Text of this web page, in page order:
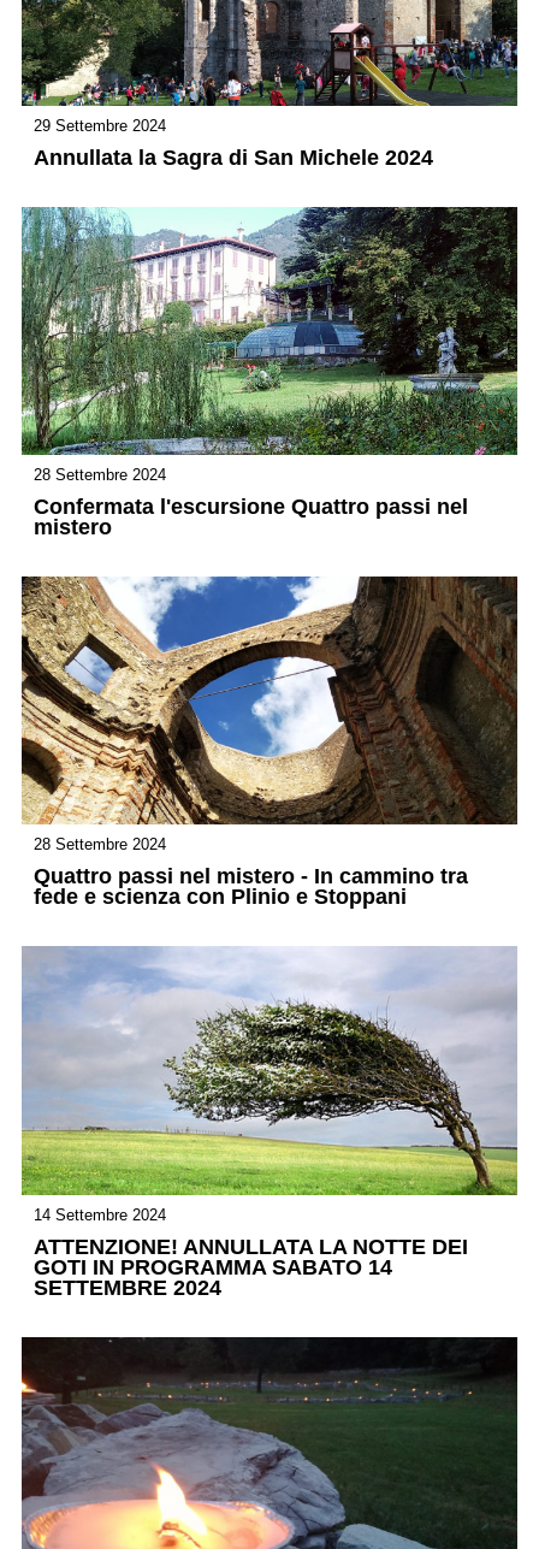
29 Settembre 2024
Annullata la Sagra di San Michele 2024
28 Settembre 2024
Confermata l'escursione Quattro passi nel
mistero
28 Settembre 2024
Quattro passi nel mistero - In cammino tra
fede e scienza con Plinio e Stoppani
14 Settembre 2024
ATTENZIONE! ANNULLATA LA NOTTE DEI
GOTI IN PROGRAMMA SABATO 14
SETTEMBRE 2024